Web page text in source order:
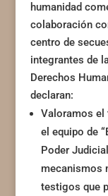
humanidad
colaboración
centro de
integrantes de
Derechos
declaran:
Valoramos el
el equipo de
Poder
mecanismos
testigos que